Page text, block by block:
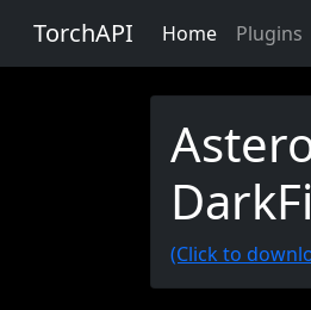
TorchAPI Home Plugins
(Click to